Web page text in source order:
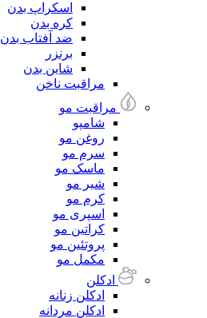
اسکراپ بدن
کره بدن
ضد آفتاب بدن
برنزر
شاین بدن
مراقبت ناخن
مراقبت مو
شامپو
روغن مو
سرم مو
ماسک مو
شیر مو
کرم مو
اسپری مو
کراتین مو
پروتئین مو
مکمل مو
ادکلن
ادکلن زنانه
ادکلن مردانه